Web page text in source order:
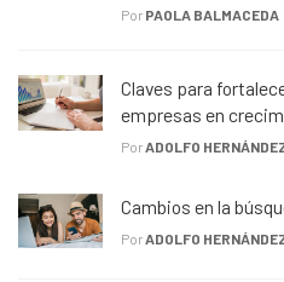
Por PAOLA BALMACEDA
Claves para
empresas en
PorADOLFO
Cambios en la
PorADOLFO